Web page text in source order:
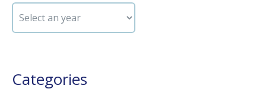
Categories